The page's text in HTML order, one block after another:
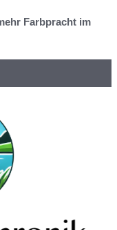
Farbpracht im